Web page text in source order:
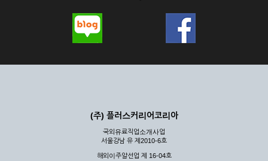
(주) 플러스커리어코리아
국외유료직업소개사업
서울강남 유 제2010-6호
해외이주알선업 제 16-04호